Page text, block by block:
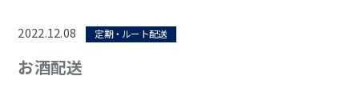
2022.12.08 定期・ルート配送
お酒配送